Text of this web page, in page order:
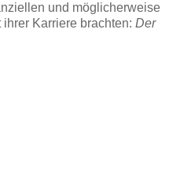
und möglicherweise
Karriere brachten: Der